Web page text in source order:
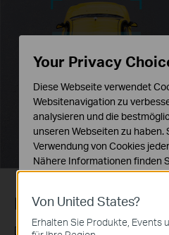
Human & Vehicle
Distinguish humans and
Von United States?
Erhalten Sie Produkte, Events
Your Privacy
Diese Webseite verwendet
Websitenavigation zu
analysieren und die
unseren Webseiten zu haben.
Verwendung von Cookies
Nähere Informationen finden
Datenschutzhinweisen.
Notwendige Cookies
erforderlich und können in